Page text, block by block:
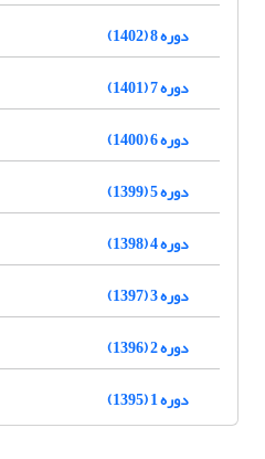
دوره 8 (1402)
دوره 7 (1401)
دوره 6 (1400)
دوره 5 (1399)
دوره 4 (1398)
دوره 3 (1397)
دوره 2 (1396)
دوره 1 (1395)